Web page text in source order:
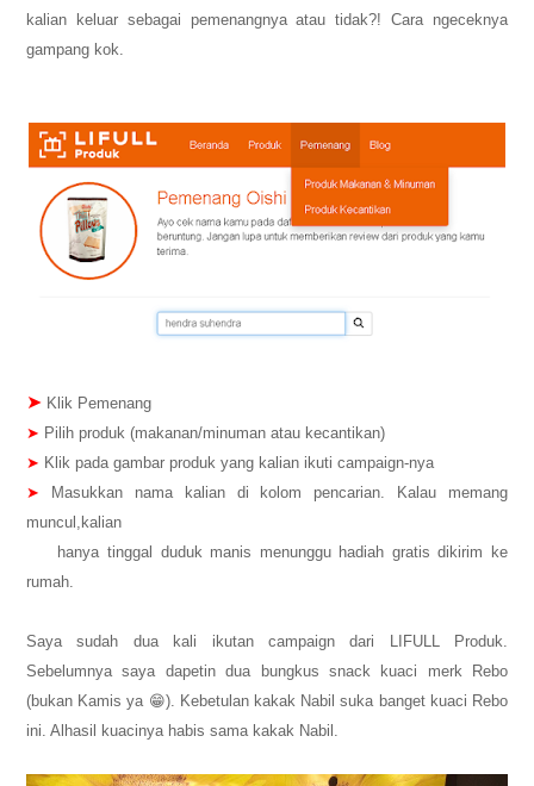
kalian keluar sebagai pemenangnya atau tidak?! Cara ngeceknya
gampang kok.
➤ Klik Pemenang
➤ Pilih produk (makanan/minuman atau kecantikan)
➤ Klik pada gambar produk yang kalian ikuti campaign-nya
➤ Masukkan nama kalian di kolom pencarian. Kalau memang
muncul,kalian
hanya tinggal duduk manis menunggu hadiah gratis dikirim ke
rumah.
Saya sudah dua kali ikutan campaign dari LIFULL Produk.
Sebelumnya saya dapetin dua bungkus snack kuaci merk Rebo
(bukan Kamis ya 😁). Kebetulan kakak Nabil suka banget kuaci Rebo
ini. Alhasil kuacinya habis sama kakak Nabil.